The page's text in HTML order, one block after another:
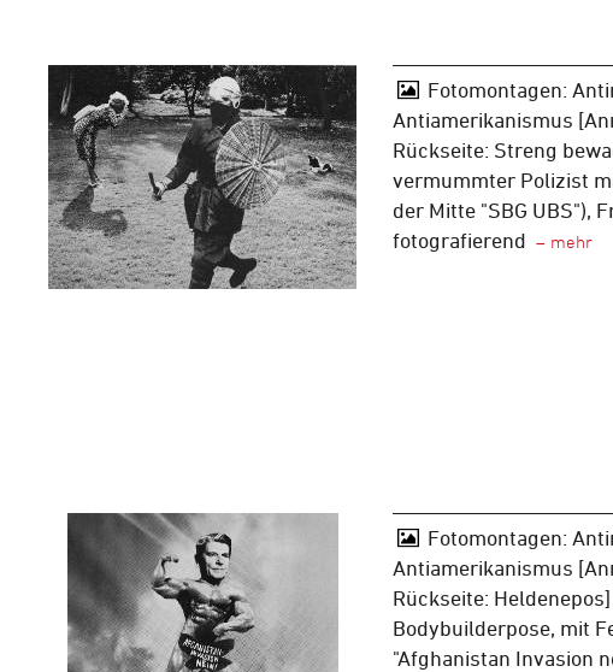
Fotomontagen:
Antiamerikanismus
Rückseite: Streng
vermummter Polizist
der Mitte "SBG UBS"),
fotografierend
Fotomontagen:
Antiamerikanismus
Rückseite:
Bodybuilderpose, mit
"Afghanistan Invasion